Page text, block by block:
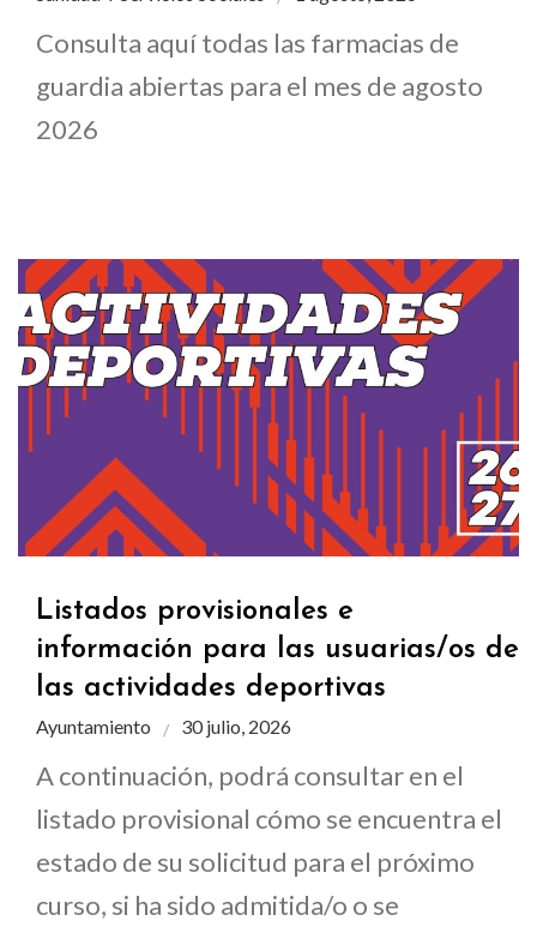
Consulta aquí todas las farmacias de
guardia abiertas para el mes de agosto
2026
Listados provisionales e
información para las usuarias/os de
las actividades deportivas
Ayuntamiento 30 julio, 2026
A continuación, podrá consultar en el
listado provisional cómo se encuentra el
estado de su solicitud para el próximo
curso, si ha sido admitida/o o se